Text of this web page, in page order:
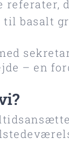
referater,
til basalt
– en